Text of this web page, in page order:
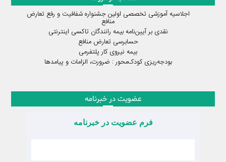
اجلاسیه آموزشی تخصصی اولین جشنواره شفافیت و رفع تعارض
منافع
نقدی بر آیین‌نامه بیمه رانندگان تاکسی اینترنتی
حسابرسی تعارض منافع
بیمه نیروی کار پلتفرمی
بودجه‌ریزی کودک‌محور : ضرورت، الزامات و پیامدها
عضویت در خبرنامه
فرم عضویت در خبرنامه